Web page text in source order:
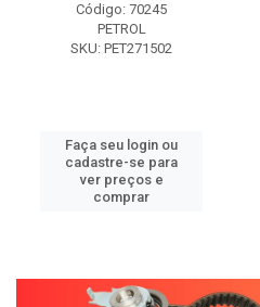
Código: 70245
PETROL
SKU: PET271502
Faça seu login ou
cadastre-se para
ver preços e
comprar